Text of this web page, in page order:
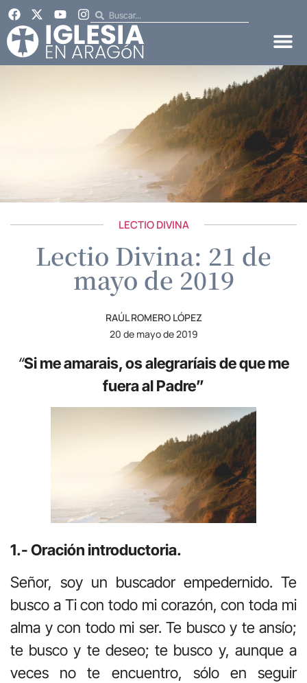
LECTIO DIVINA
Lectio Divina: 21 de
mayo de 2019
RAÚL ROMERO LÓPEZ
20 de mayo de 2019
“Si me amarais, os alegraríais de que me
fuera al Padre”
1.- Oración introductoria.
Señor, soy un buscador empedernido. Te
busco a Ti con todo mi corazón, con toda mi
alma y con todo mi ser. Te busco y te ansío;
te busco y te deseo; te busco y, aunque a
veces no te encuentro, sólo en seguir